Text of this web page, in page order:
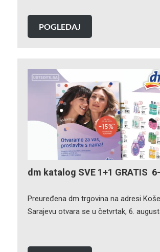
POGLEDAJ
dm katalog SVE 1+1 GRATIS
Preuređena dm trgovina na adresi
Sarajevu otvara se u četvrtak, 6.